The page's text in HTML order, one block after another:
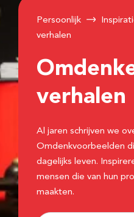
Persoonlijk
verhalen
verhalen
Al jaren schrijven we
Omdenkvoorbeelden
dagelijks leven.
mensen die van hun
maakten.